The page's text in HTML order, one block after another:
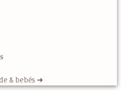
& bebés ➜